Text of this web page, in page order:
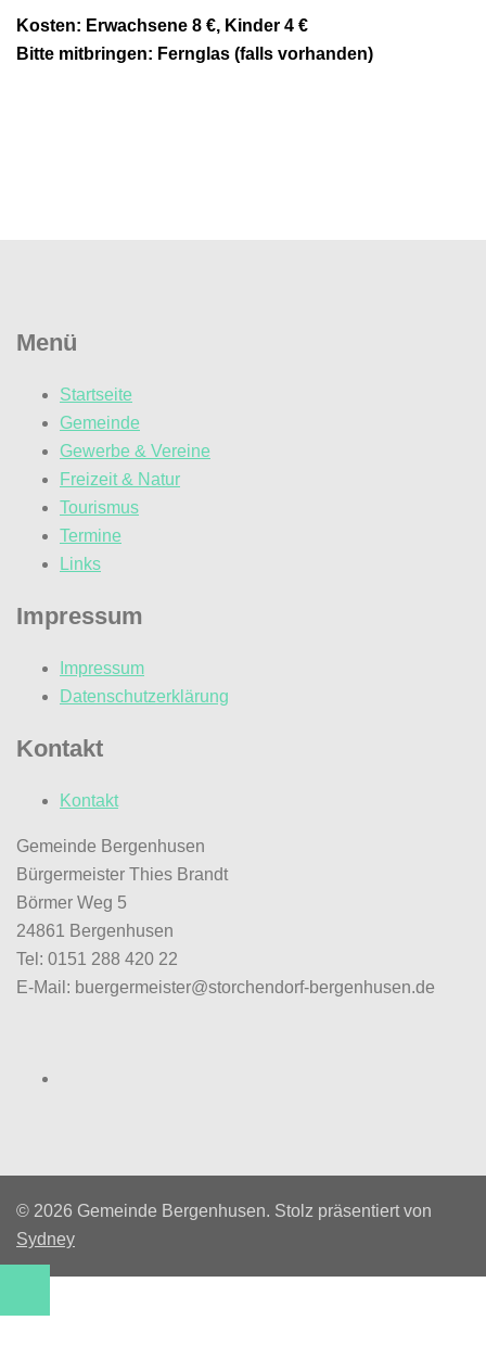
Kosten: Erwachsene 8 €, Kinder 4 €
Bitte mitbringen: Fernglas (falls vorhanden)
Menü
Startseite
Gemeinde
Gewerbe & Vereine
Freizeit & Natur
Tourismus
Termine
Links
Impressum
Impressum
Datenschutzerklärung
Kontakt
Kontakt
Gemeinde Bergenhusen
Bürgermeister Thies Brandt
Börmer Weg 5
24861 Bergenhusen
Tel: 0151 288 420 22
E-Mail: buergermeister@storchendorf-bergenhusen.de
© 2026 Gemeinde Bergenhusen. Stolz präsentiert von
Sydney